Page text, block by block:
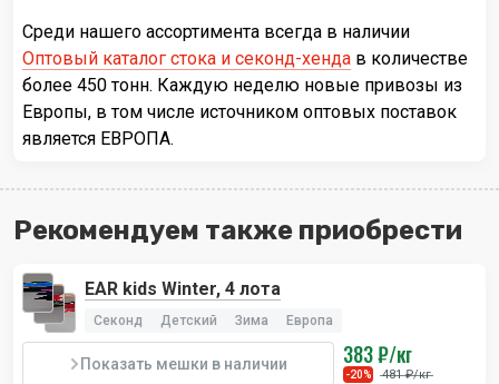
Среди нашего ассортимента всегда в наличии
Оптовый каталог стока и секонд-хенда в количестве
более 450 тонн. Каждую неделю новые привозы из
Европы, в том числе источником оптовых поставок
является ЕВРОПА.
Рекомендуем также приобрести
EAR kids Winter, 4 лота
Секонд Детский Зима Европа
Показать мешки в наличии 383 ₽/кг
-20% 481 ₽/кг